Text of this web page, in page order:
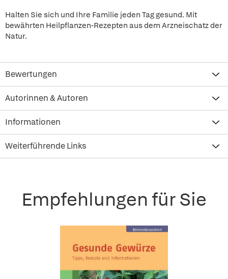
Halten Sie sich und Ihre Familie jeden Tag gesund. Mit
bewährten Heilpflanzen-Rezepten aus dem Arzneischatz der
Natur.
Bewertungen
Autorinnen & Autoren
Informationen
Weiterführende Links
Empfehlungen für Sie